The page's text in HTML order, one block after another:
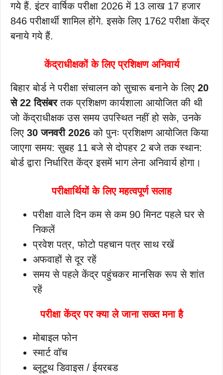
गये हैं. इंटर वार्षिक परीक्षा 2026 में 13 लाख 17 हजार
846 परीक्षार्थी शामिल होंगे. इसके लिए 1762 परीक्षा केंद्र
बनाये गये हैं.
केंद्राधीक्षकों के लिए प्रशिक्षण अनिवार्य
बिहार बोर्ड ने परीक्षा संचालन को सुचारू बनाने के लिए 20
से 22 दिसंबरतक प्रशिक्षण कार्यशाला आयोजित की थी
जो केंद्राधीक्षक उस समय उपस्थित नहीं हो सके, उनके
लिए 30 जनवरी 2026 को पुनः प्रशिक्षण आयोजित किया
जाएगा समय: सुबह 11 बजे से दोपहर 2 बजे तक स्थान:
बोर्ड द्वारा निर्धारित केंद्र इसमें भाग लेना अनिवार्य होगा।
परीक्षार्थियों के लिए महत्वपूर्ण सलाह
परीक्षा वाले दिन कम से कम 90 मिनट पहले घर से
निकलें
प्रवेश पत्र, फोटो पहचान पत्र साथ रखें
अफवाहों से दूर रहें
समय से पहले केंद्र पहुंचकर मानसिक रूप से शांत
रहें
परीक्षा केंद्र पर क्या ले जाना सख्त मना है
मोबाइल फोन
स्मार्ट वॉच
ब्लूटूथ डिवाइस / ईयरबड